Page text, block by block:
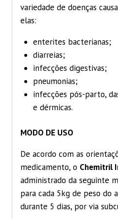
variedade de doenças
elas:
enterites bacterianas;
diarreias;
infecções digestivas;
pneumonias;
infecções pós-parto,
e dérmicas.
MODO DE USO
De acordo com as
medicamento, o Chemitril
administrado da seguinte
para cada 5kg de peso do
durante 5 dias, por via